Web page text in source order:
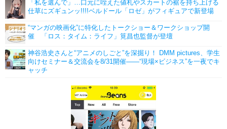
「私を選んで」…口元に咥えた値札やスカートの裾を持ち上げる
仕草にズギュンッ!!!!ベルドール「ロゼ」がフィギュアで新登場
“マンガの映画化”に特化したトークショー＆ワークショップ開
催 「ロス：タイム：ライフ」筧昌也監督が登壇
神谷浩史さんと“アニメのしごと”を深掘り！ DMM pictures、学生
向けセミナー＆交流会を8/31開催――“現場×ビジネス”を一夜でキ
ャッチ